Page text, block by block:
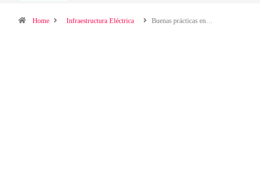
Home Infraestructura Eléctrica Buenas prácticas en…